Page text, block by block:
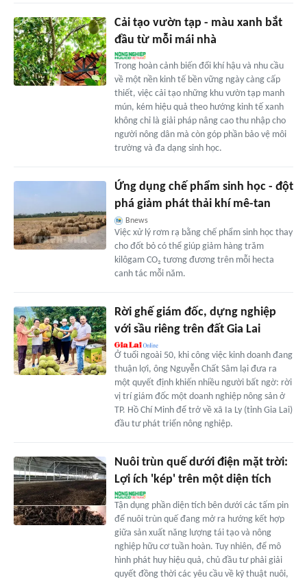
Cải tạo vườn tạp - màu xanh bắt
đầu từ mỗi mái nhà
Trong hoàn cảnh biến đổi khí hậu và nhu cầu
về một nền kinh tế bền vững ngày càng cấp
thiết, việc cải tạo những khu vườn tạp manh
mún, kém hiệu quả theo hướng kinh tế xanh
không chỉ là giải pháp nâng cao thu nhập cho
người nông dân mà còn góp phần bảo vệ môi
trường và đa dạng sinh học.
Ứng dụng chế phẩm sinh học - đột
phá giảm phát thải khí mê-tan
Bnews
Việc xử lý rơm rạ bằng chế phẩm sinh học thay
cho đốt bỏ có thể giúp giảm hàng trăm
kilôgam CO₂ tương đương trên mỗi hecta
canh tác mỗi năm.
Rời ghế giám đốc, dựng nghiệp
với sầu riêng trên đất Gia Lai
Ở tuổi ngoài 50, khi công việc kinh doanh đang
thuận lợi, ông Nguyễn Chất Sâm lại đưa ra
một quyết định khiến nhiều người bất ngờ: rời
vị trí giám đốc một doanh nghiệp nông sản ở
TP. Hồ Chí Minh để trở về xã Ia Ly (tỉnh Gia Lai)
đầu tư phát triển nông nghiệp.
Nuôi trùn quế dưới điện mặt trời:
Lợi ích 'kép' trên một diện tích
Tận dụng phần diện tích bên dưới các tấm pin
để nuôi trùn quế đang mở ra hướng kết hợp
giữa sản xuất năng lượng tái tạo và nông
nghiệp hữu cơ tuần hoàn. Tuy nhiên, để mô
hình phát huy hiệu quả, chủ đầu tư phải giải
quyết đồng thời các yêu cầu về kỹ thuật nuôi,